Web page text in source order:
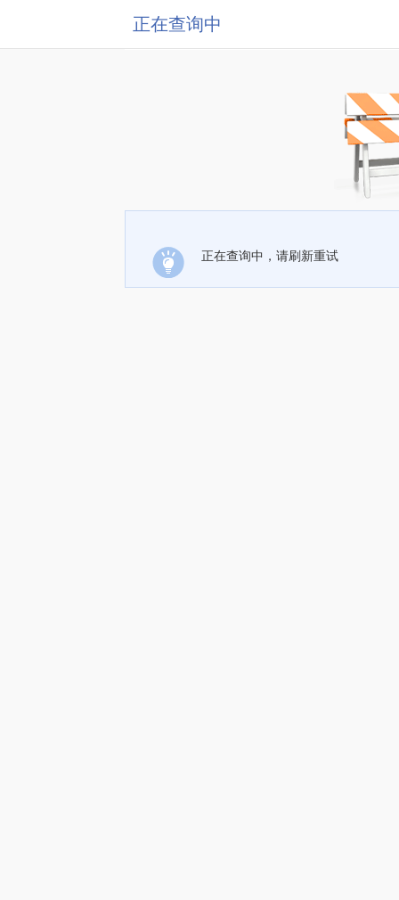
正在查询中
正在查询中，请刷新重试